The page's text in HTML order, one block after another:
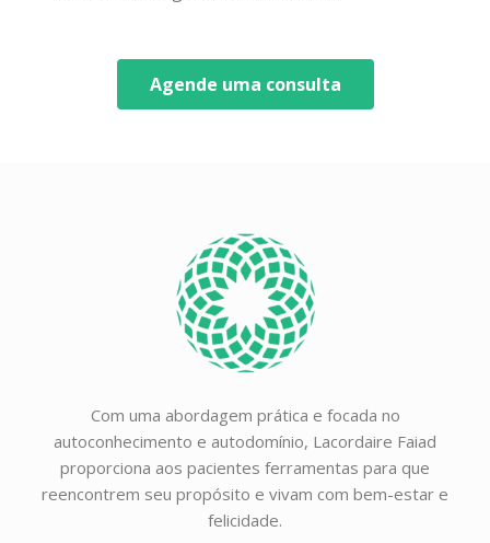
Agende uma consulta
Com uma abordagem prática e focada no
autoconhecimento e autodomínio, Lacordaire Faiad
proporciona aos pacientes ferramentas para que
reencontrem seu propósito e vivam com bem-estar e
felicidade.